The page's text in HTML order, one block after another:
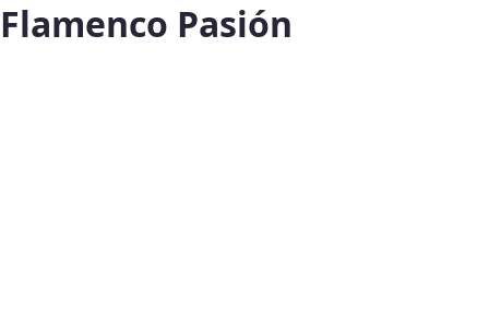
Flamenco Pasión